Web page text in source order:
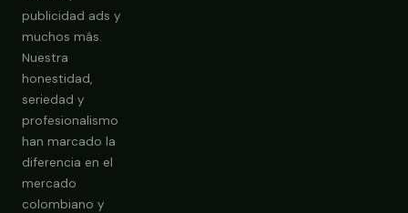
publicidad ads y
muchos más.
Nuestra
honestidad,
seriedad y
profesionalismo
han marcado la
diferencia en el
mercado
colombiano y